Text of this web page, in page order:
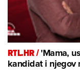
RTL.HR /'Mama,
kandidat i njegov